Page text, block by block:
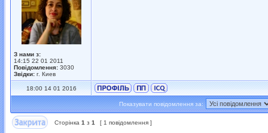
З нами з:
14:15 22 01 2011
Повідомлення: 3030
Звідки: г. Киев
18:00 14 01 2016
Показувати повідомлення за:
Сторінка 1 з 1 [ 1 повідомлення ]